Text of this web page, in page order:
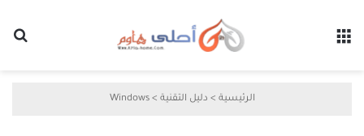
الرئيسية > دليل التقنية >
Windows